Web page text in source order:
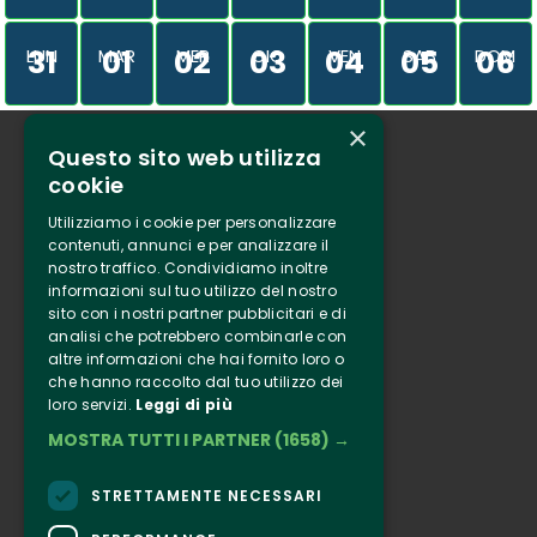
LUN
31 MAR
01 MER
02 GIO
03 VEN
04 SAB
05 DOM
06
Chi siamo
Tenuta Selvaggia
Contatti
Biglietteria
Clappit
Informazione
Seguici
Facebook
×
Questo sito web utilizza
cookie
Utilizziamo i cookie per personalizzare
contenuti, annunci e per analizzare il
nostro traffico. Condividiamo inoltre
informazioni sul tuo utilizzo del nostro
sito con i nostri partner pubblicitari e di
analisi che potrebbero combinarle con
altre informazioni che hai fornito loro o
che hanno raccolto dal tuo utilizzo dei
loro servizi. Leggi di più
MOSTRA TUTTI I PARTNER (1658) →
STRETTAMENTE NECESSARI